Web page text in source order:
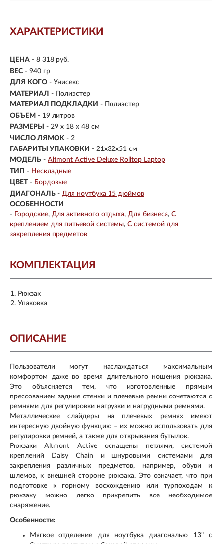
ХАРАКТЕРИСТИКИ
ЦЕНА - 8 318 руб.
ВЕС - 940 гр
ДЛЯ КОГО - Унисекс
МАТЕРИАЛ - Полиэстер
МАТЕРИАЛ ПОДКЛАДКИ - Полиэстер
ОБЪЕМ - 19 литров
РАЗМЕРЫ
- 29 х 18 х 48 см
ЧИСЛО ЛЯМОК - 2
ГАБАРИТЫ УПАКОВКИ - 21х32х51 см
МОДЕЛЬ - Altmont Active Deluxe Rolltop Laptop
ТИП - Нескладные
ЦВЕТ - Бордовые
ДИАГОНАЛЬ - Для ноутбука 15 дюймов
ОСОБЕННОСТИ
- Городские Для активного отдыха Для бизнеса С
креплением для питьевой системы С системой для
закрепления предметов
КОМПЛЕКТАЦИЯ
Рюкзак
Упаковка
ОПИСАНИЕ
Пользователи могут наслаждаться максимальным
комфортом даже во время длительного ношения рюкзака.
Это объясняется тем, что изготовленные прямым
прессованием задние стенки и плечевые ремни сочетаются с
ремнями для регулировки нагрузки и нагрудными ремнями.
Металлические слайдеры на плечевых ремнях имеют
интересную двойную функцию – их можно использовать для
регулировки ремней, а также для открывания бутылок.
Рюкзаки Altmont Active оснащены петлями, системой
креплений Daisy Chain и шнуровыми системами для
закрепления различных предметов, например, обуви и
шлемов, к внешней стороне рюкзака. Это означает, что при
подготовке к горному восхождению или турпоходам к
рюкзаку можно легко прикрепить все необходимое
снаряжение.
Особенности:
Мягкое отделение для ноутбука диагональю 13" с